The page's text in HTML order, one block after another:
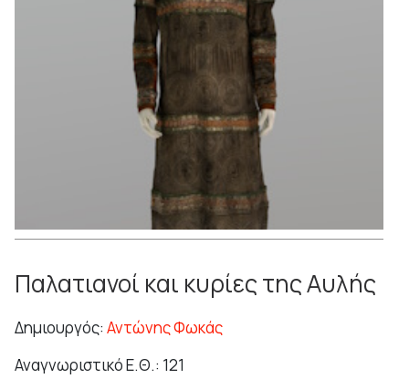
Παλατιανοί και κυρίες της Αυλής
Δημιουργός: Αντώνης Φωκάς
Αναγνωριστικό Ε.Θ.: 121